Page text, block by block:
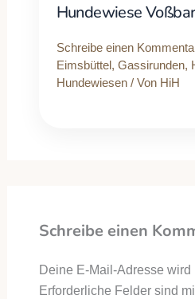
Hundewiese
Schreibe einen
Eimsbüttel, Gassirunden,
Hundewiesen/ Von HiH
Schreibe einen
Deine E-Mail-Adresse wird
Erforderliche Felder sind